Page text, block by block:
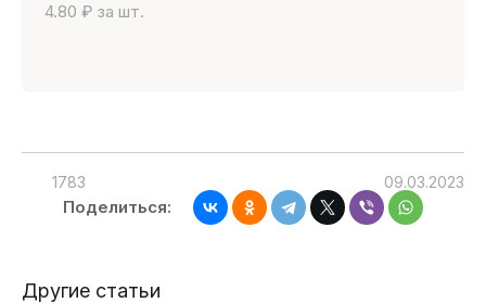
4.80 ₽ за шт.
1783 09.03.2023
Поделиться:
Другие статьи